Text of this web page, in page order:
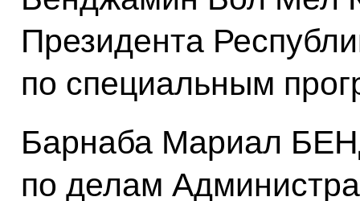
Президента
по специальным
Барнаба Мариал
по делам